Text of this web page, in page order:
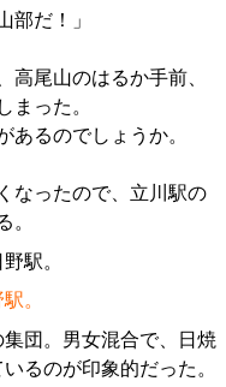
部だ！」
高尾山のはるか手前、
まった。
あるのでしょうか。
なったので、立川駅の
。
。